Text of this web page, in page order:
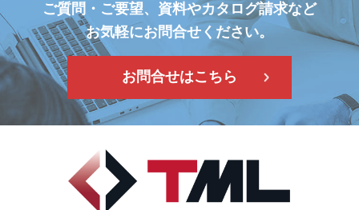
ご質問・ご要望、資料やカタログ請求など
お気軽にお問合せください。
お問合せはこちら